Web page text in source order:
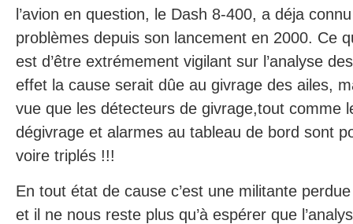
l’avion en question, le Dash 8-400, a déja
problèmes depuis son lancement en 2000. Ce
est d’être extrémement vigilant sur l’analyse
effet la cause serait dûe au givrage des ailes,
vue que les détecteurs de givrage,tout comme
dégivrage et alarmes au tableau de bord sont
voire triplés !!!
En tout état de cause c’est une militante
et il ne nous reste plus qu’à espérer que